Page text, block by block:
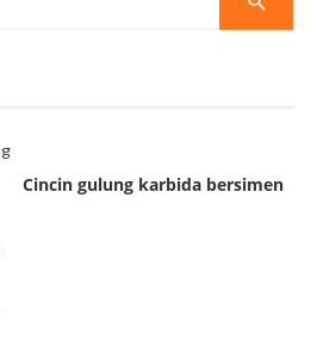
Cincin gulung karbida bersimen